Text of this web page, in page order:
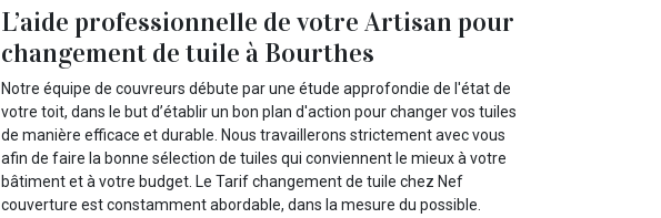
L’aide professionnelle de votre Artisan pour
changement de tuile à Bourthes
Notre équipe de couvreurs débute par une étude approfondie de l'état de
votre toit, dans le but d’établir un bon plan d'action pour changer vos tuiles
de manière efficace et durable. Nous travaillerons strictement avec vous
afin de faire la bonne sélection de tuiles qui conviennent le mieux à votre
bâtiment et à votre budget. Le Tarif changement de tuile chez Nef
couverture est constamment abordable, dans la mesure du possible.